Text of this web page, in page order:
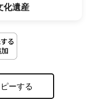
化遺産
ーする